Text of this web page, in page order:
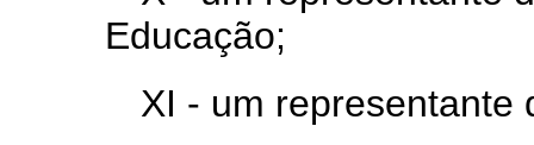
Educação;
XI - um representante